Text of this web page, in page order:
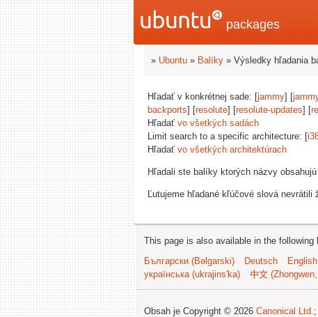
packages
» Ubuntu » Balíky » Výsledky hľadania
Hľadať v konkrétnej sade: [jammy] [
backports] [resolute] [resolute-updates] [
Hľadať vo všetkých sadách
Limit search to a specific architecture: [
Hľadať vo všetkých architektúrach
Hľadali ste balíky ktorých názvy obsahujú
Ľutujeme hľadané kľúčové slová nevrátili
This page is also available in the following
Български (Bəlgarski)
Deutsch English
українська (ukrajins'ka)
中文
Obsah je Copyright © 2026 Canonical Ltd.